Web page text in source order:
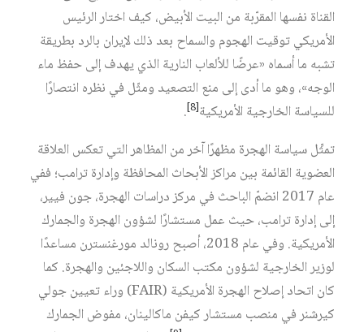
القناة نفسها المقرّبة من البيت الأبيض، كيف اختار الرئيس
الأمريكي توقيت الهجوم والسماح بعد ذلك لإيران بالرد بطريقة
تشبه ما أسماه «عرضًا للألعاب النارية الذي يهدف إلى حفظ ماء
الوجه»، وهو ما أدى إلى منع التصعيد ومثّل في نظره انتصارًا
للسياسة الخارجية الأمريكية‏[8]
.
تمثِّل سياسة الهجرة مظهرًا آخر من المظاهر التي تعكس العلاقة
العضوية القائمة بين مراكز الأبحاث المحافظة وإدارة ترامب؛ ففي
عام 2017 انضمّ الباحث في مركز دراسات الهجرة، جون فيير،
إلى إدارة ترامب، حيث عمل مستشارًا لشؤون الهجرة والجمارك
الأمريكية. وفي عام 2018، أصبح رونالد مورغنسترن مساعدًا
لوزير الخارجية لشؤون مكتب السكان واللاجئين والهجرة. كما
كان اتحاد إصلاح الهجرة الأمريكية (FAIR) وراء تعيين جولي
كيرشنر في منصب مستشار كيفن ماكالينان، مفوض الجمارك